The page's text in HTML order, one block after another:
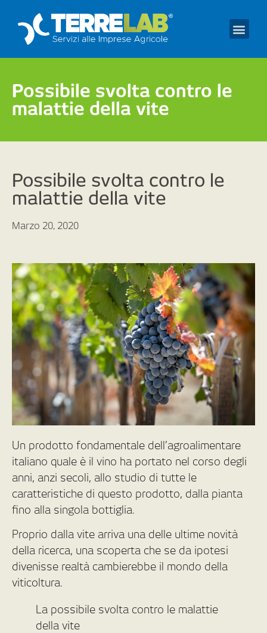
Possibile svolta contro le
malattie della vite
Possibile svolta contro le
malattie della vite
Marzo 20, 2020
Un prodotto fondamentale dell’agroalimentare
italiano quale è il vino ha portato nel corso degli
anni, anzi secoli, allo studio di tutte le
caratteristiche di questo prodotto, dalla pianta
fino alla singola bottiglia.
Proprio dalla vite arriva una delle ultime novità
della ricerca, una scoperta che se da ipotesi
divenisse realtà cambierebbe il mondo della
viticoltura.
La possibile svolta contro le malattie
della vite